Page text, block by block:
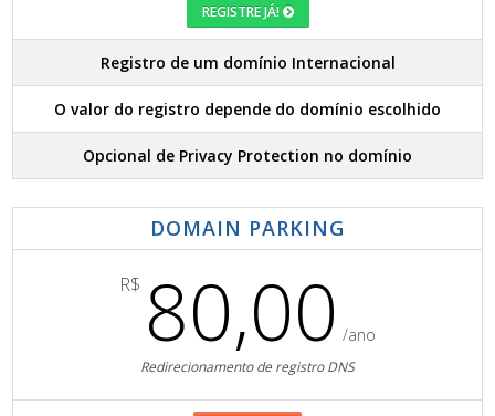
REGISTRE JÁ!
Registro de um domínio Internacional
O valor do registro depende do domínio escolhido
Opcional de Privacy Protection no domínio
DOMAIN PARKING
R$ 80,00 /ano
Redirecionamento de registro DNS